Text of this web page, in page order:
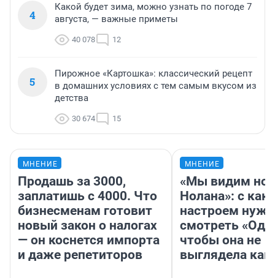
4
Какой будет зима, можно узнать по погоде 7
августа, — важные приметы
40 078 12
5
Пирожное «Картошка»: классический рецепт
в домашних условиях с тем самым вкусом из
детства
30 674 15
МНЕНИЕ
Продашь за 3000,
заплатишь с 4000. Что
бизнесменам готовит
новый закон о налогах
— он коснется импорта
и даже репетиторов
МНЕНИЕ
«Мы видим
Нолана»: с
настроем
смотреть
чтобы она не
выглядела как